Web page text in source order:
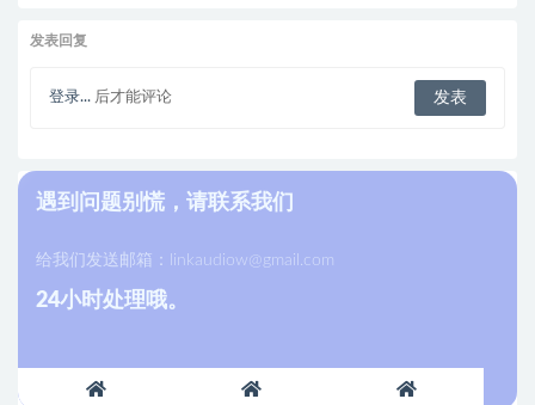
发表回复
登录... 后才能评论
遇到问题别慌，请联系我们
给我们发送邮箱： linkaudiow@gmail.com
24小时处理哦。